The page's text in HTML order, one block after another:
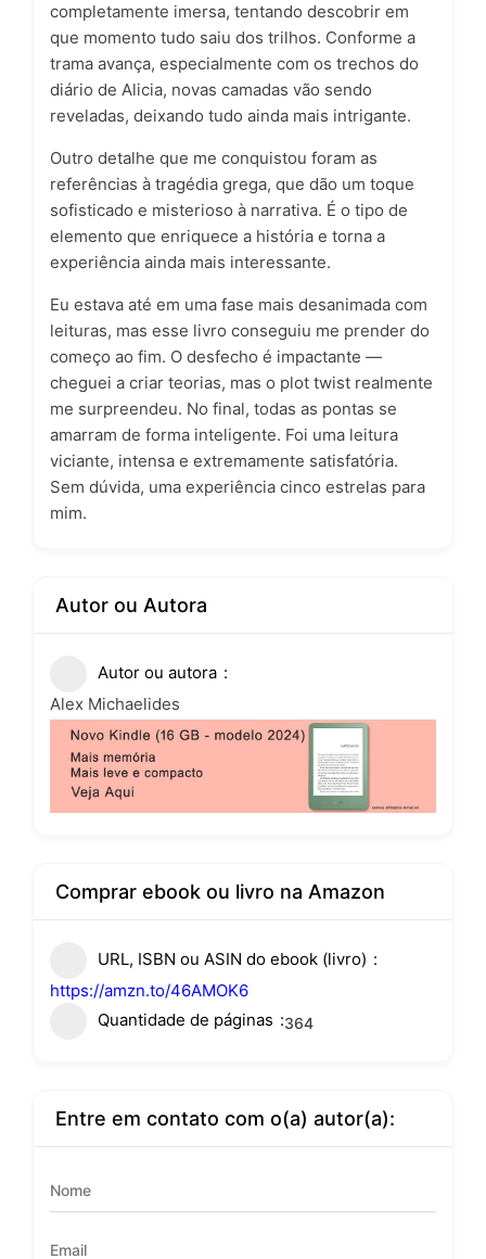
completamente imersa, tentando descobrir em
que momento tudo saiu dos trilhos. Conforme a
trama avança, especialmente com os trechos do
diário de Alicia, novas camadas vão sendo
reveladas, deixando tudo ainda mais intrigante.
Outro detalhe que me conquistou foram as
referências à tragédia grega, que dão um toque
sofisticado e misterioso à narrativa. É o tipo de
elemento que enriquece a história e torna a
experiência ainda mais interessante.
Eu estava até em uma fase mais desanimada com
leituras, mas esse livro conseguiu me prender do
começo ao fim. O desfecho é impactante —
cheguei a criar teorias, mas o plot twist realmente
me surpreendeu. No final, todas as pontas se
amarram de forma inteligente. Foi uma leitura
viciante, intensa e extremamente satisfatória.
Sem dúvida, uma experiência cinco estrelas para
mim.
Autor ou Autora
Autor ou autora
Alex Michaelides
Comprar ebook ou livro na Amazon
URL, ISBN ou ASIN do ebook (livro)
https://amzn.to/46AMOK6
Quantidade de páginas
364
Entre em contato com o(a) autor(a):